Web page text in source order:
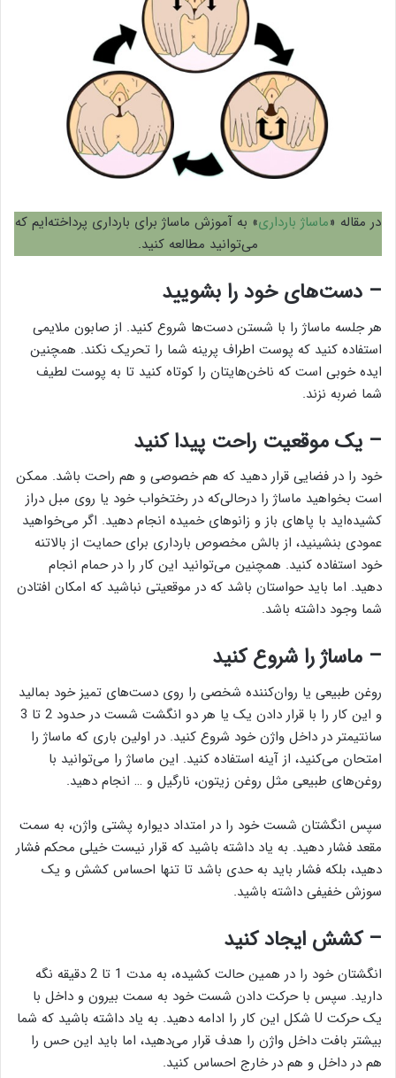
در مقاله «ماساژ بارداری» به آموزش ماساژ برای بارداری پرداخته‌ایم که
می‌توانید مطالعه کنید.
– دست‌های خود را بشویید
هر جلسه ماساژ را با شستن دست‌ها شروع کنید. از صابون ملایمی
استفاده کنید که پوست اطراف پرینه شما را تحریک نکند. همچنین
ایده خوبی است که ناخن‌هایتان را کوتاه کنید تا به پوست لطیف
شما ضربه نزند.
– یک موقعیت راحت پیدا کنید
خود را در فضایی قرار دهید که هم خصوصی و هم راحت باشد. ممکن
است بخواهید ماساژ را درحالی‌که در رختخواب خود یا روی مبل دراز
کشیده‌اید با پاهای باز و زانوهای خمیده انجام دهید. اگر می‌خواهید
عمودی بنشینید، از بالش مخصوص بارداری برای حمایت از بالاتنه
خود استفاده کنید. همچنین می‌توانید این کار را در حمام انجام
دهید. اما باید حواستان باشد که در موقعیتی نباشید که امکان افتادن
شما وجود داشته باشد.
– ماساژ را شروع کنید
روغن طبیعی یا روان‌کننده شخصی را روی دست‌های تمیز خود بمالید
و این کار را با قرار دادن یک یا هر دو انگشت شست در حدود 2 تا 3
سانتیمتر در داخل واژن خود شروع کنید. در اولین باری که ماساژ را
امتحان می‌کنید، از آینه استفاده کنید. این ماساژ را می‌توانید با
روغن‌های طبیعی مثل روغن زیتون، نارگیل و … انجام دهید.
سپس انگشتان شست خود را در امتداد دیواره پشتی واژن، به سمت
مقعد فشار دهید. به یاد داشته باشید که قرار نیست خیلی محکم فشار
دهید، بلکه فشار باید به حدی باشد تا تنها احساس کشش و یک
سوزش خفیفی داشته باشید.
– کشش ایجاد کنید
انگشتان خود را در همین حالت کشیده، به مدت 1 تا 2 دقیقه نگه
دارید. سپس با حرکت دادن شست خود به سمت بیرون و داخل با
یک حرکت U شکل این کار را ادامه دهید. به یاد داشته باشید که شما
بیشتر بافت داخل واژن را هدف قرار می‌دهید، اما باید این حس را
هم در داخل و هم در خارج احساس کنید.